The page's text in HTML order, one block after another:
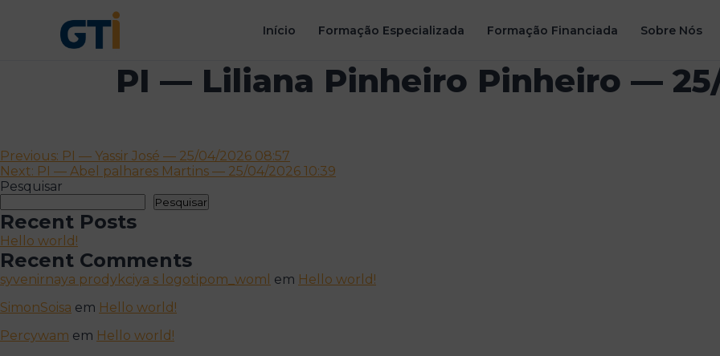
Início Formação Especializada Formação Financiada Sobre Nós
PI — Liliana Pinheiro Pinheiro —
Navegação
de
artigos
Previous: PI — Yassir José — 25/04/2026 08:57
Next: PI — Abel palhares Martins — 25/04/2026 10:39
Pesquisar
Pesquisar
Recent Posts
Hello world!
Recent Comments
syvenirnaya prodykciya s logotipom_woml em Hello world!
SimonSoisa em Hello world!
Percywam em Hello world!